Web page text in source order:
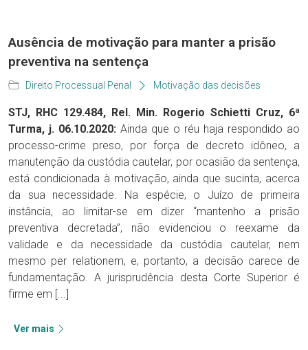
Ausência de motivação para manter a prisão
preventiva na sentença
Direito Processual Penal Motivação das decisões
STJ, RHC 129.484, Rel. Min. Rogerio Schietti Cruz, 6ª
Turma, j. 06.10.2020: Ainda que o réu haja respondido ao
processo-crime preso, por força de decreto idôneo, a
manutenção da custódia cautelar, por ocasião da sentença,
está condicionada à motivação, ainda que sucinta, acerca
da sua necessidade. Na espécie, o Juízo de primeira
instância, ao limitar-se em dizer “mantenho a prisão
preventiva decretada”, não evidenciou o reexame da
validade e da necessidade da custódia cautelar, nem
mesmo per relationem, e, portanto, a decisão carece de
fundamentação. A jurisprudência desta Corte Superior é
firme em [...]
Ver mais